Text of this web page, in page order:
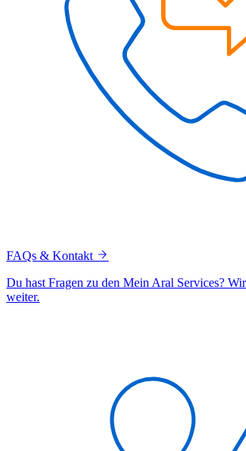
FAQs & Kontakt
Du hast Fragen zu den Mein Aral Services?
weiter.